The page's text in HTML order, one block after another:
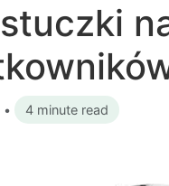
• 4 minute read